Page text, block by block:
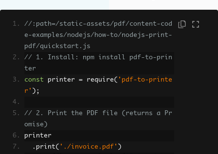
//:path=/static-assets/pdf/content-cod
e-examples/nodejs/how-to/nodejs-print-
pdf/quickstart.js
// 1. Install: npm install pdf-to-prin
ter
const printer = require( 'pdf-to-printe
r' );
// 2. Print the PDF file (returns a Pr
omise)
printer
. print( './invoice.pdf' )